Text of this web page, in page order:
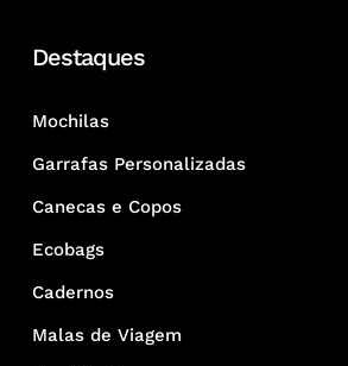
Destaques
Mochilas
Garrafas Personalizadas
Canecas e Copos
Ecobags
Cadernos
Malas de Viagem